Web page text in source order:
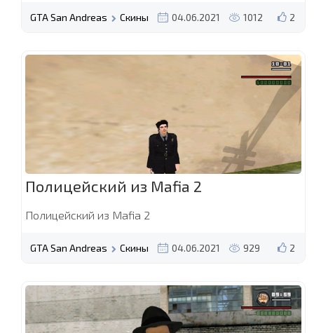
2
GTA San Andreas Скины 04.06.2021 1012
Полицейский из Mafia 2
Полицейский из Mafia 2
2
GTA San Andreas Скины 04.06.2021 929